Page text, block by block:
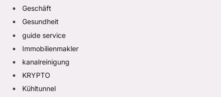
Geschäft
Gesundheit
guide service
Immobilienmakler
kanalreinigung
KRYPTO
Kühltunnel